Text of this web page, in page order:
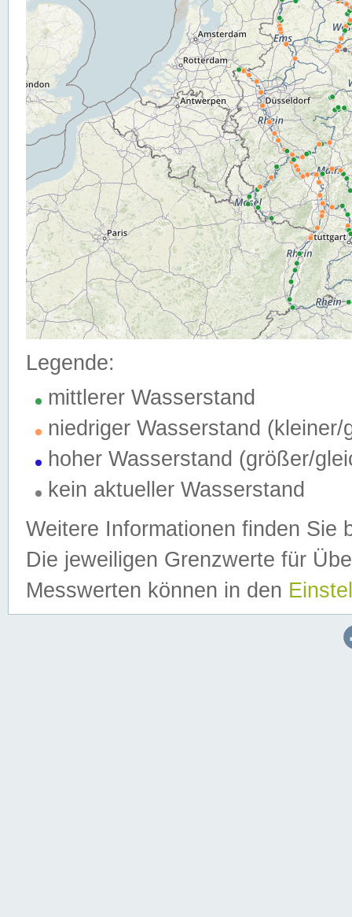
Legende:
mittlerer Wasserstand
niedriger Wasserstand (kleiner/
hoher Wasserstand (größer/
kein aktueller Wasserstand
Weitere Informationen finden Sie
Die jeweiligen Grenzwerte für
Messwerten können in den